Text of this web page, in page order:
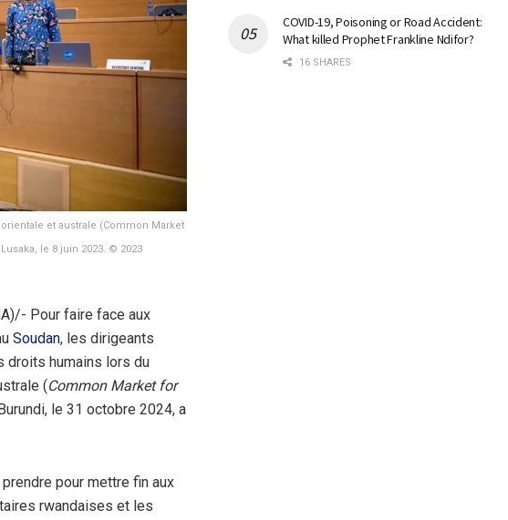
et australe (Common Market
le 8 juin 2023. © 2023
Pour faire face aux
Soudan, les dirigeants
droits humains lors du
(Common Market for
le 31 octobre 2024, a
pour mettre fin aux
rwandaises et les
COVID-19, Poisoning or Road Accident:
What killed Prophet Frankline Ndifor?
16 SHARES